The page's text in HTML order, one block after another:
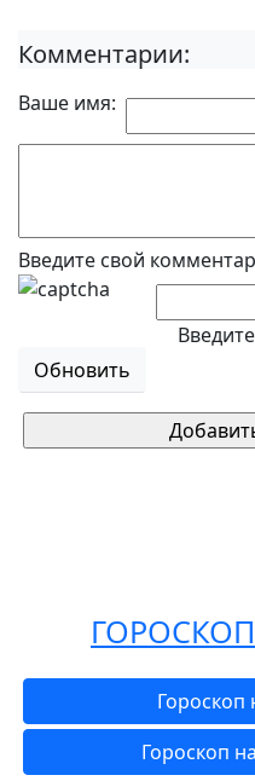
Комментарии:
Ваше имя:
Введите свой
Обновить
Гороскоп
Гороскоп